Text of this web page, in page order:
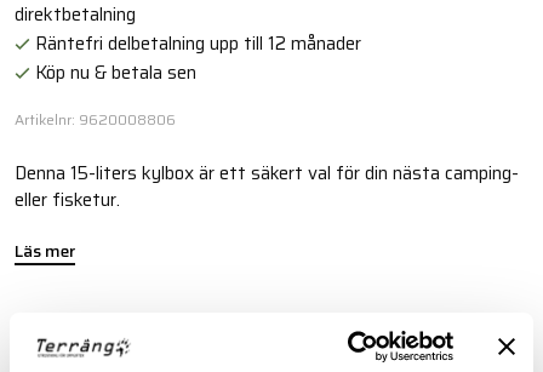
direktbetalning
Räntefri delbetalning upp till 12 månader
Köp nu & betala sen
Artikelnr: 9620008806
Denna 15-liters kylbox är ett säkert val för din nästa camping-
eller fisketur.
Läs mer